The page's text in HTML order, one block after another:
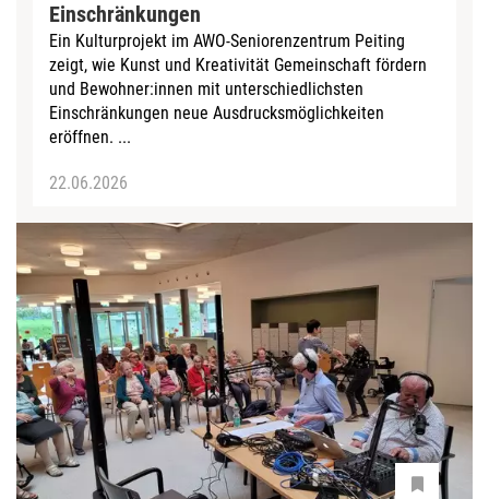
Einschränkungen
Ein Kulturprojekt im AWO-Seniorenzentrum Peiting
zeigt, wie Kunst und Kreativität Gemeinschaft fördern
und Bewohner:innen mit unterschiedlichsten
Einschränkungen neue Ausdrucksmöglichkeiten
eröffnen. ...
22.06.2026